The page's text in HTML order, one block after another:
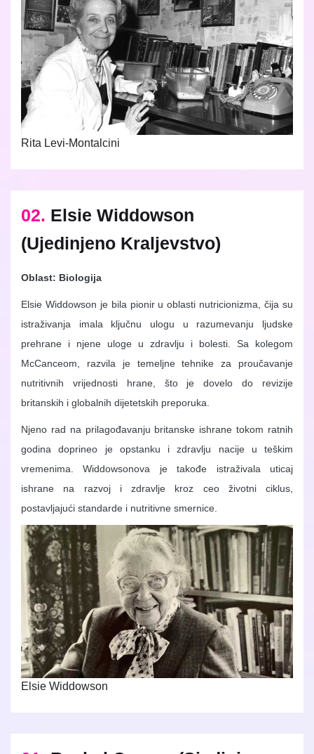
Rita Levi-Montalcini
02. Elsie Widdowson
(Ujedinjeno Kraljevstvo)
Oblast: Biologija
Elsie Widdowson je bila pionir u oblasti nutricionizma, čija su
istraživanja imala ključnu ulogu u razumevanju ljudske
prehrane i njene uloge u zdravlju i bolesti. Sa kolegom
McCanceom, razvila je temeljne tehnike za proučavanje
nutritivnih vrijednosti hrane, što je dovelo do revizije
britanskih i globalnih dijetetskih preporuka.
Njeno rad na prilagođavanju britanske ishrane tokom ratnih
godina doprineo je opstanku i zdravlju nacije u teškim
vremenima. Widdowsonova je takođe istraživala uticaj
ishrane na razvoj i zdravlje kroz ceo životni ciklus,
postavljajući standarde i nutritivne smernice.
Elsie Widdowson